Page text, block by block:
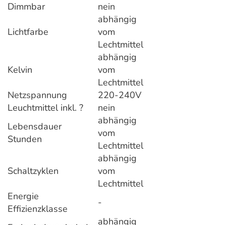
Dimmbar
nein
Lichtfarbe
abhängig
vom
Lechtmittel
Kelvin
abhängig
vom
Lechtmittel
Netzspannung
220-240V
Leuchtmittel inkl. ?
nein
Lebensdauer
Stunden
abhängig
vom
Lechtmittel
Schaltzyklen
abhängig
vom
Lechtmittel
Energie
Effizienzklasse
-
abhängig